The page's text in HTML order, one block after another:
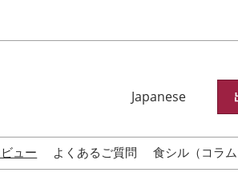
Japanese
English
简体中文
ュー よくあるご質問 食シル（コラム